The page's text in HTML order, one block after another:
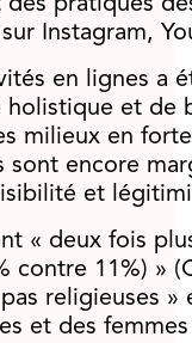
pratiques
Instagram,
en lignes a
holistique et de
milieux en
sont encore
et
« deux fois
contre 11%) »
religieuses »
et des